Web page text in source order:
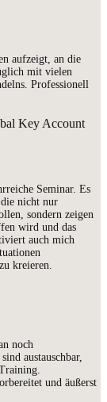
aufzeigt, an die
mit vielen
Professionell
Key Account
Seminar. Es
die nicht nur
sondern zeigen
wird und das
auch mich
kreieren.
noch
austauschbar,
und äußerst